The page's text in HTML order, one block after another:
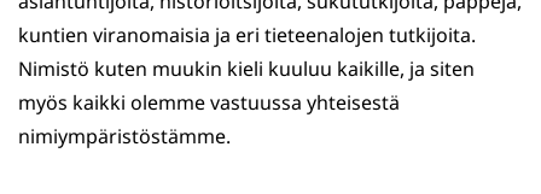
kuntien viranomaisia ja eri tieteenalojen tutkijoita.
Nimistö kuten muukin kieli kuuluu kaikille, ja siten
myös kaikki olemme vastuussa yhteisestä
nimiympäristöstämme.